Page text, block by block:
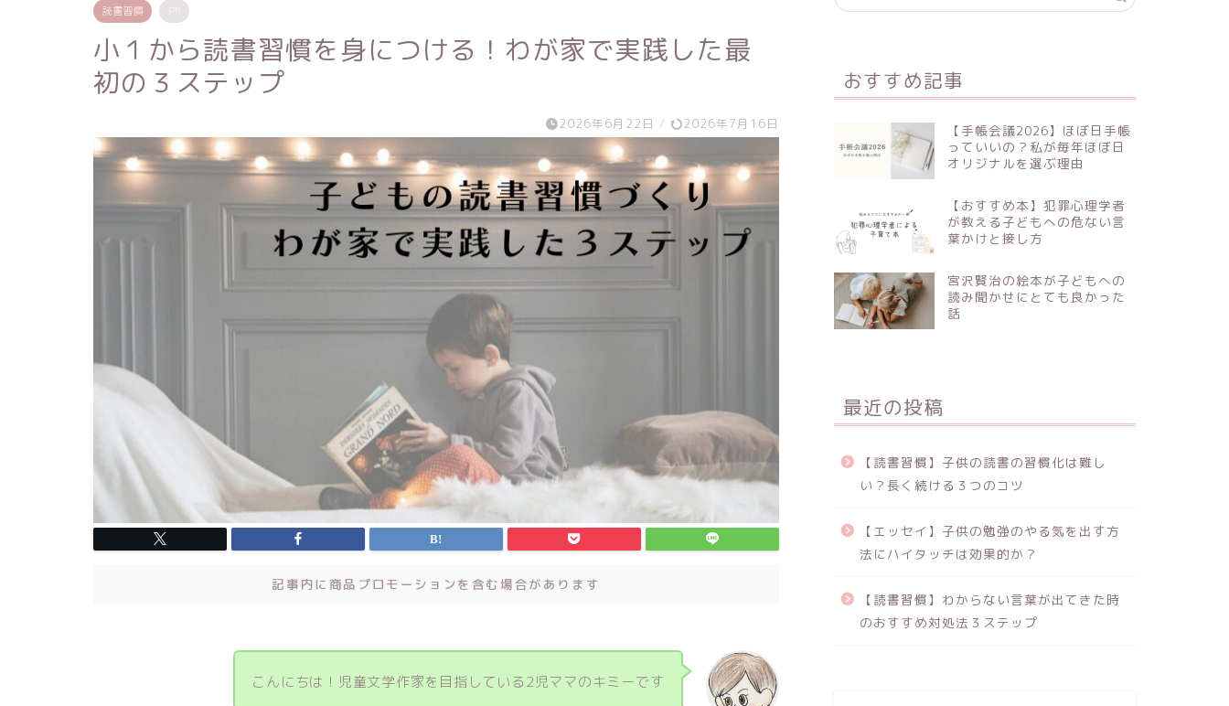
読書習慣
小１から読書習慣を身につける！わが家で実践した最
初の３ステップ
2026年6月22日 / 2026年7月16日
記事内に商品プロモーションを含む場合があります
こんにちは！児童文学作家を目指している2児ママのキミーです
おすすめ記事
【手帳会議2026】ほぼ日手帳
っていいの？私が毎年ほぼ日
オリジナルを選ぶ理由
【おすすめ本】犯罪心理学者
が教える子どもへの危ない言
葉かけと接し方
宮沢賢治の絵本が子どもへの
読み聞かせにとても良かった
話
最近の投稿
【読書習慣】子供の読書の習慣化は難し
い？長く続ける３つのコツ
【エッセイ】子供の勉強のやる気を出す方
法にハイタッチは効果的か？
【読書習慣】わからない言葉が出てきた時
のおすすめ対処法３ステップ